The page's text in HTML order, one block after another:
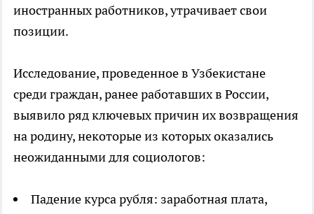
иностранных работников, утрачивает свои
позиции.
Исследование, проведенное в Узбекистане
среди граждан, ранее работавших в России,
выявило ряд ключевых причин их возвращения
на родину, некоторые из которых оказались
неожиданными для социологов:
Падение курса рубля: заработная плата,